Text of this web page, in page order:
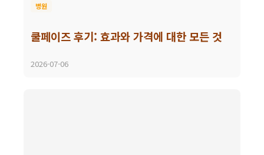
병원
쿨페이즈 후기: 효과와 가격에 대한 모든 것
2026-07-06